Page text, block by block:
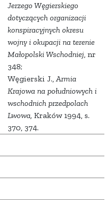
Jerzego Węgierskiego
dotyczących organizacji
konspiracyjnych okresu
wojny i okupacji na terenie
Małopolski Wschodniej, nr
348;
Węgierski J.,Armia
Krajowa na południowych i
wschodnich przedpolach
Lwowa, Kraków 1994, s.
370, 374.